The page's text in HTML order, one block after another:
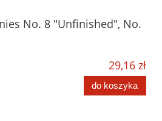
No. 8 "Unfinished", No.
29,16 zł
do koszyka